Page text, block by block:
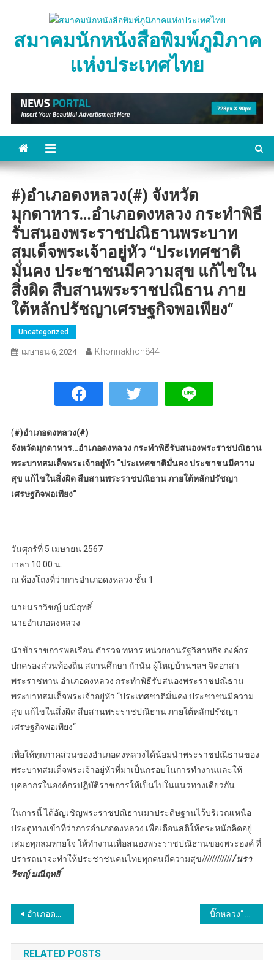
contentสมาคมนักหนังสือพิมพ์ภูมิภาค
แห่งประเทศไทย
#)อำเภอดงหลวง(#) จังหวัด
มุกดาหาร…อำเภอดงหลวง กระทำพิธี
รับสนองพระราชปณิธานพระบาท
สมเด็จพระเจ้าอยู่หัว “ประเทศชาติ
มั่นคง ประชาชนมีความสุข แก้ไขใน
สิ่งผิด สืบสานพระราชปณิธาน ภาย
ใต้หลักปรัชญาเศรษฐกิจพอเพียง“
Uncategorized
เมษายน 6, 2024 Khonnakhon844
(#)อำเภอดงหลวง(#)
จังหวัดมุกดาหาร…อำเภอดงหลวง กระทำพิธีรับสนองพระราชปณิธาน
พระบาทสมเด็จพระเจ้าอยู่หัว “ประเทศชาติมั่นคง ประชาชนมีความ
สุข แก้ไขในสิ่งผิด สืบสานพระราชปณิธาน ภายใต้หลักปรัชญา
เศรษฐกิจพอเพียง“
วันศุกร์ที่ 5 เมษายน 2567
เวลา 10.00 น.
ณ ห้องโถงที่ว่าการอำเภอดงหลวง ชั้น 1
นายนราวิชญ์ มณีฤทธิ์
นายอำเภอดงหลวง
นำข้าราชการพลเรือน ตำรวจ ทหาร หน่วยงานรัฐวิสาหกิจ องค์กร
ปกครองส่วนท้องถิ่น สถานศึกษา กำนัน ผู้ใหญ่บ้านฯลฯ จิตอาสา
พระราชทาน อำเภอดงหลวง กระทำพิธีรับสนองพระราชปณิธาน
พระบาทสมเด็จพระเจ้าอยู่หัว “ประเทศชาติมั่นคง ประชาชนมีความ
สุข แก้ไขในสิ่งผิด สืบสานพระราชปณิธาน ภายใต้หลักปรัชญา
เศรษฐกิจพอเพียง“
เพื่อให้ทุกภาคส่วนของอำเภอดงหลวงได้น้อมนำพระราชปณิธานของ
พระบาทสมเด็จพระเจ้าอยู่หัวที่มาเป็นกรอบในการทำงานและให้
บุคลากรในองค์กรปฏิบัติราชการให้เป็นไปในแนวทางเดียวกัน
ในการนี้ ได้อัญเชิญพระราชปณิธานมาประดิษฐานไว้บริเวณเหนือ
ประตูทางเข้าที่ว่าการอำเภอดงหลวง เพื่อเตือนสติให้ตระหนักคิดอยู่
เสมอทุกลมหายใจ ให้ทำงานเพื่อสนองพระราชปณิธานของพระองค์ ที่
ปรารถนาจะทำให้ประชาชนคนไทยทุกคนมีความสุข/////////////นรา
วิชญ์ มณีฤทธิ์
แนะแนว
เรื่อง
อำเภอดงหลวง นำข้าราชการพลเรือน ตำรวจ ทหาร หน่วยงานรัฐวิสาหกิจ
RELATED POSTS